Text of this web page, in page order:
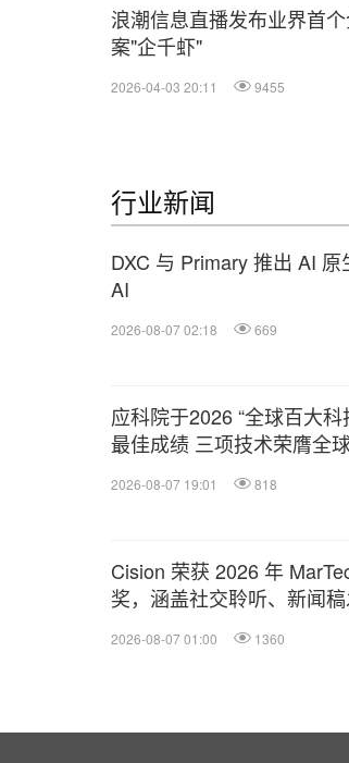
浪潮信息直播发布业界首
案"企千虾"
2026-04-03 20:11 9455
行业新闻
DXC 与 Primary 推出 AI
AI
2026-08-07 02:18 669
应科院于2026 “全球百大
最佳成绩 三项技术荣膺全
2026-08-07 19:01 818
Cision 荣获 2026 年
奖，涵盖社交聆听、新闻
2026-08-07 01:00 1360